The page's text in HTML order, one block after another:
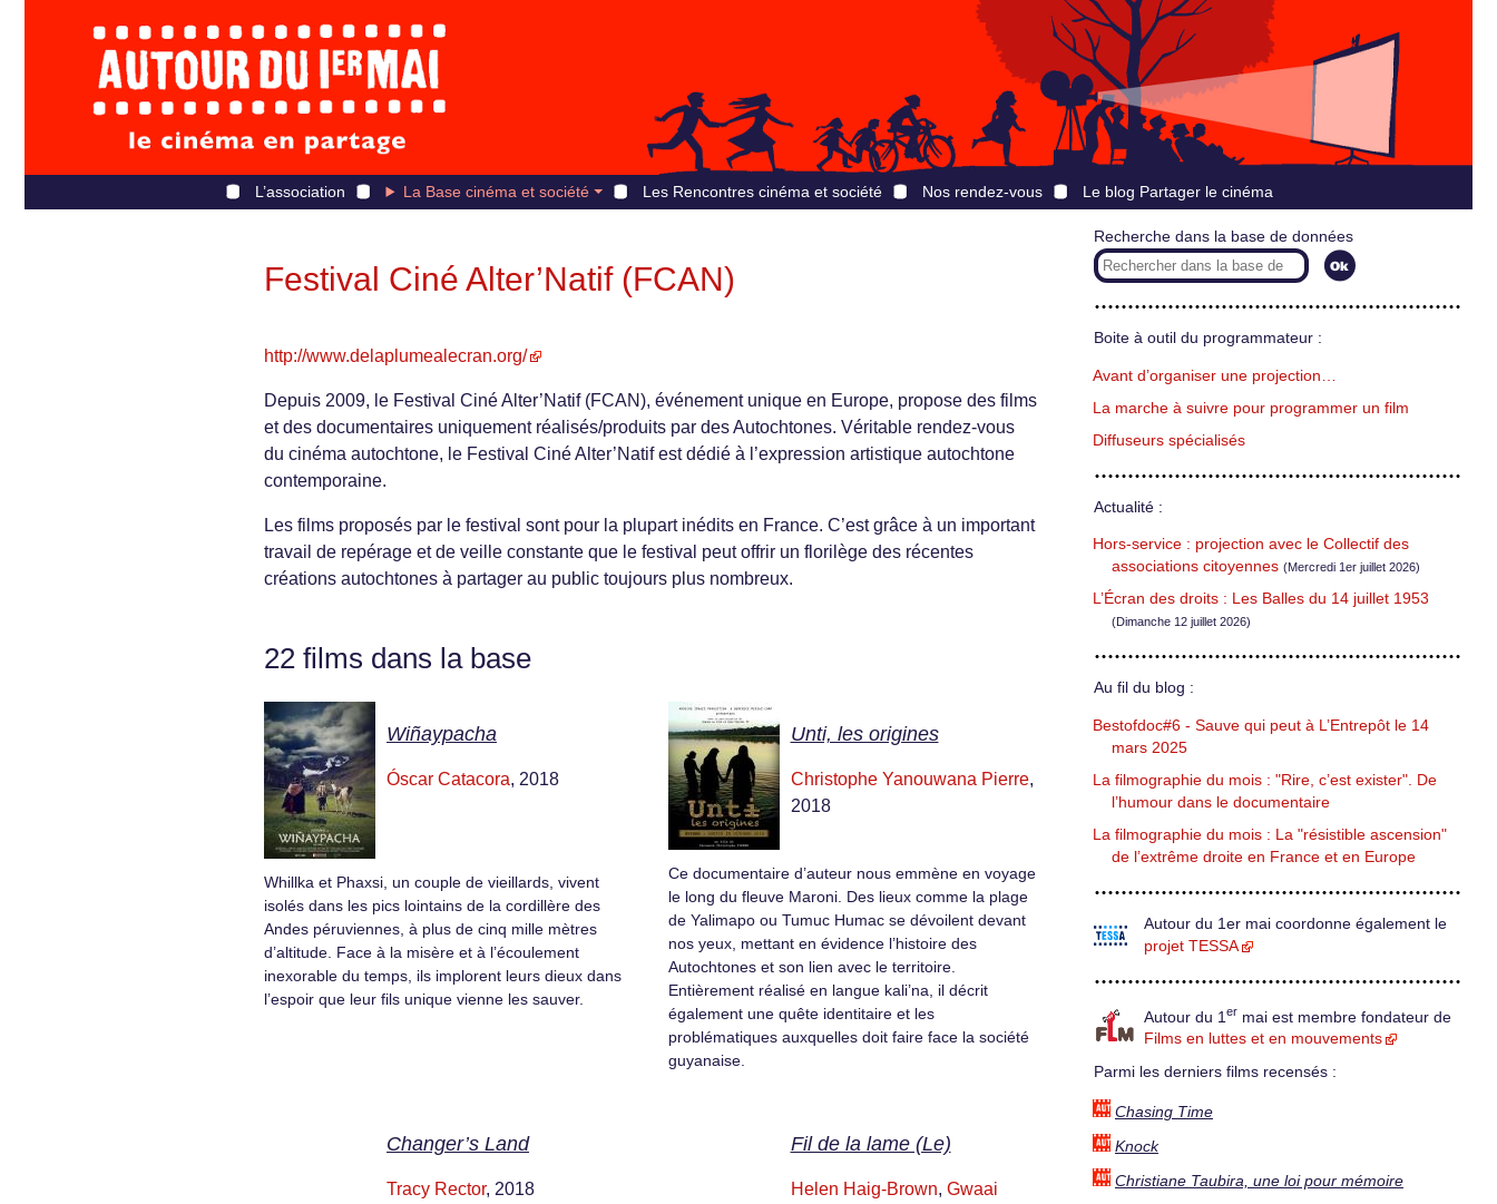
L’association La Base cinéma et société Les Rencontres cinéma et société Nos rendez-vous Le blog Partager le cinéma
Festival Ciné Alter’Natif (FCAN)
http://www.delaplumealecran.org/
Depuis 2009, le Festival Ciné Alter’Natif (FCAN), événement unique en Europe, propose des films
et des documentaires uniquement réalisés/produits par des Autochtones. Véritable rendez-vous
du cinéma autochtone, le Festival Ciné Alter’Natif est dédié à l’expression artistique autochtone
contemporaine.
Les films proposés par le festival sont pour la plupart inédits en France. C’est grâce à un important
travail de repérage et de veille constante que le festival peut offrir un florilège des récentes
créations autochtones à partager au public toujours plus nombreux.
22 films dans la base
Wiñaypacha
Óscar Catacora, 2018
Whillka et Phaxsi, un couple de vieillards, vivent
isolés dans les pics lointains de la cordillère des
Andes péruviennes, à plus de cinq mille mètres
d’altitude. Face à la misère et à l’écoulement
inexorable du temps, ils implorent leurs dieux dans
l’espoir que leur fils unique vienne les sauver.
Unti, les origines
Christophe Yanouwana Pierre,
2018
Ce documentaire d’auteur nous emmène en voyage
le long du fleuve Maroni. Des lieux comme la plage
de Yalimapo ou Tumuc Humac se dévoilent devant
nos yeux, mettant en évidence l’histoire des
Autochtones et son lien avec le territoire.
Entièrement réalisé en langue kali’na, il décrit
également une quête identitaire et les
problématiques auxquelles doit faire face la société
guyanaise.
Changer’s Land
Tracy Rector, 2018
Fil de la lame (Le)
Helen Haig-Brown, Gwaai
Recherche dans la base de données
Boite à outil du programmateur :
Avant d’organiser une projection…
La marche à suivre pour programmer un film
Diffuseurs spécialisés
Actualité :
Hors-service : projection avec le Collectif des
associations citoyennes (Mercredi 1er juillet 2026)
L’Écran des droits : Les Balles du 14 juillet 1953
(Dimanche 12 juillet 2026)
Au fil du blog :
Bestofdoc#6 - Sauve qui peut à L’Entrepôt le 14
mars 2025
La filmographie du mois : "Rire, c’est exister". De
l’humour dans le documentaire
La filmographie du mois : La "résistible ascension"
de l’extrême droite en France et en Europe
Autour du 1er mai coordonne également le
projet TESSA
Autour du 1 er mai est membre fondateur de
Films en luttes et en mouvements
Parmi les derniers films recensés :
Chasing Time
Knock
Christiane Taubira, une loi pour mémoire